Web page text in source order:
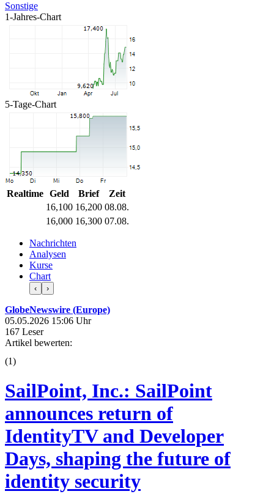
Sonstige
1-Jahres-Chart
5-Tage-Chart
Realtime Geld Brief
Zeit
16,100 16,200 08.08.
16,000 16,300 07.08.
Nachrichten
Analysen
Kurse
Chart
‹ ›
GlobeNewswire (Europe)
05.05.2026 15:06 Uhr
167 Leser
Artikel bewerten:
(1)
SailPoint, Inc.: SailPoint
announces return of
IdentityTV and Developer
Days, shaping the future of
identity security